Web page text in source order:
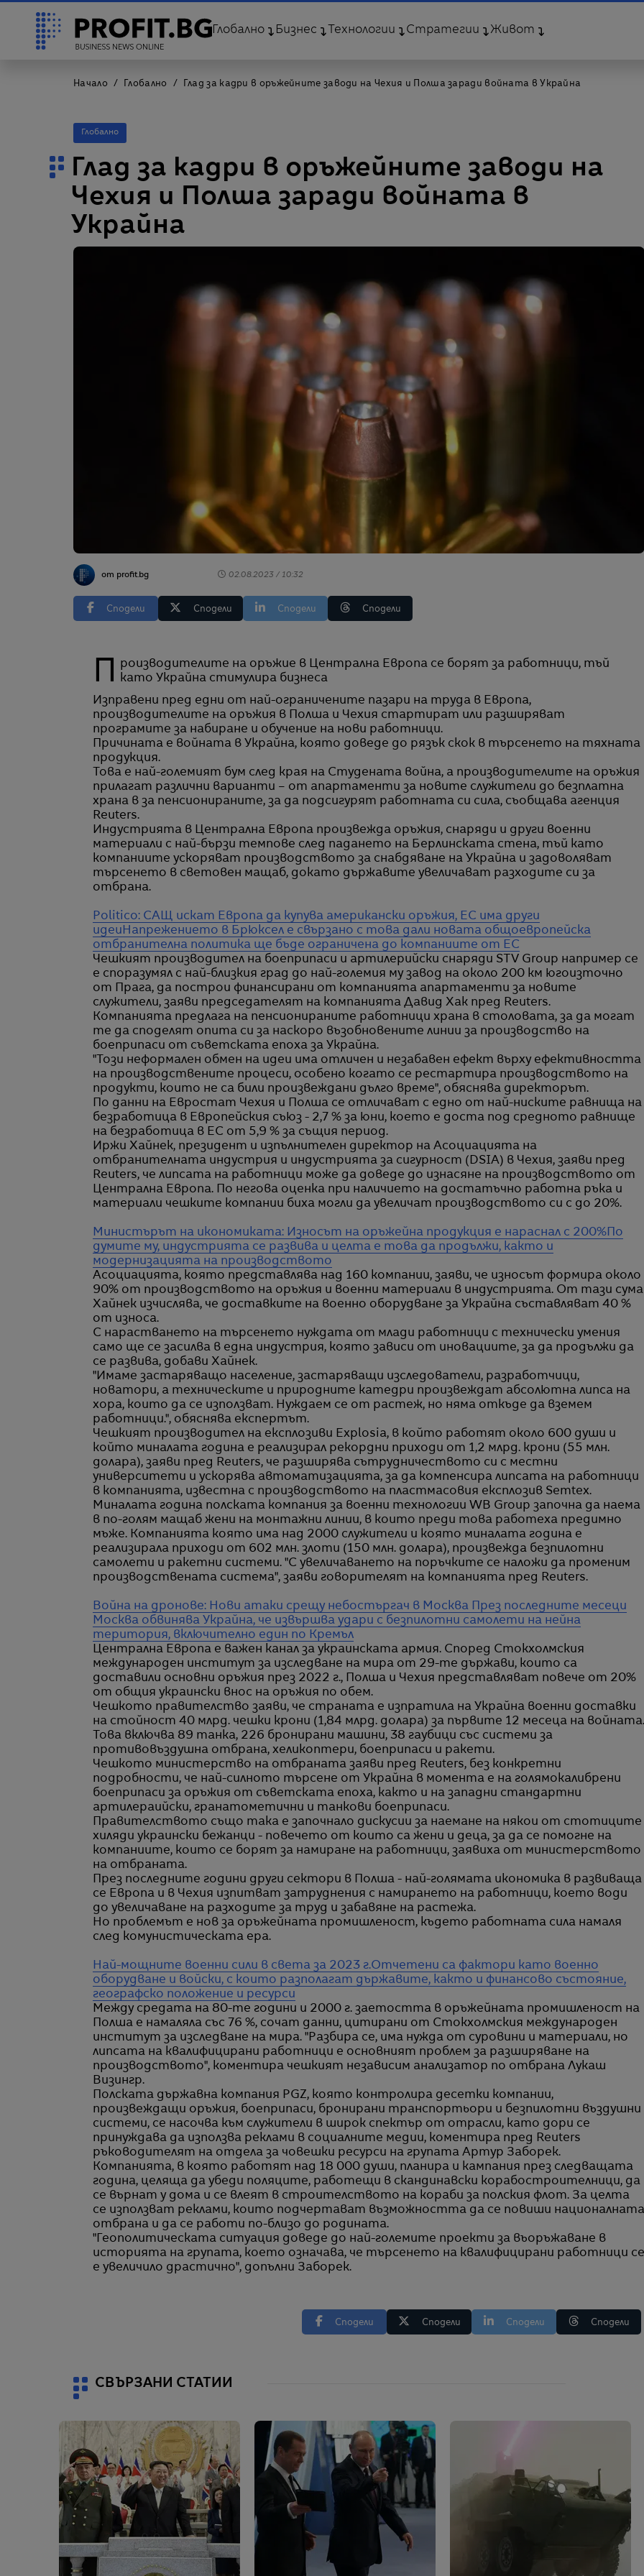
Глобално Бизнес Технологии Стратегии Живот
Начало Глобално Глад за кадри в оръжейните заводи на Чехия и Полша заради войната в Украйна
Глобално
Глад за кадри в оръжейните заводи на
Чехия и Полша заради войната в
Украйна
от profit.bg 02.08.2023 / 10:32
Сподели Сподели Сподели Сподели
Производителите на оръжие в Централна Европа се борят за работници, тъй
като Украйна стимулира бизнеса
Изправени пред едни от най-ограничените пазари на труда в Европа,
производителите на оръжия в Полша и Чехия стартират или разширяват
програмите за набиране и обучение на нови работници.
Причината е войната в Украйна, която доведе до рязък скок в търсенето на тяхната
продукция.
Това е най-големият бум след края на Студената война, а производителите на оръжия
прилагат различни варианти – от апартаменти за новите служители до безплатна
храна в за пенсионираните, за да подсигурят работната си сила, съобщава агенция
Reuters.
Индустрията в Централна Европа произвежда оръжия, снаряди и други военни
материали с най-бързи темпове след падането на Берлинската стена, тъй като
компаниите ускоряват производството за снабдяване на Украйна и задоволяват
търсенето в световен мащаб, докато държавите увеличават разходите си за
отбрана.
Politico: САЩ искат Европа да купува американски оръжия, ЕС има други
идеиНапрежението в Брюксел е свързано с това дали новата общоевропейска
отбранителна политика ще бъде ограничена до компаниите от ЕС
Чешкият производител на боеприпаси и артилерийски снаряди STV Group например се
е споразумял с най-близкия град до най-големия му завод на около 200 км югоизточно
от Прага, да построи финансирани от компанията апартаменти за новите
служители, заяви председателят на компанията Давид Хак пред Reuters.
Компанията предлага на пенсионираните работници храна в столовата, за да могат
те да споделят опита си за наскоро възобновените линии за производство на
боеприпаси от съветската епоха за Украйна.
"Този неформален обмен на идеи има отличен и незабавен ефект върху ефективността
на производствените процеси, особено когато се рестартира производството на
продукти, които не са били произвеждани дълго време", обяснява директорът.
По данни на Евростат Чехия и Полша се отличават с едно от най-ниските равнища на
безработица в Европейския съюз - 2,7 % за юни, което е доста под средното равнище
на безработица в ЕС от 5,9 % за същия период.
Иржи Хайнек, президент и изпълнителен директор на Асоциацията на
отбранителната индустрия и индустрията за сигурност (DSIA) в Чехия, заяви пред
Reuters, че липсата на работници може да доведе до изнасяне на производството от
Централна Европа. По негова оценка при наличието на достатъчно работна ръка и
материали чешките компании биха могли да увеличат производството си с до 20%.
Министърът на икономиката: Износът на оръжейна продукция е нараснал с 200%По
думите му, индустрията се развива и целта е това да продължи, както и
модернизацията на производството
Асоциацията, която представлява над 160 компании, заяви, че износът формира около
90% от производството на оръжия и военни материали в индустрията. От тази сума
Хайнек изчислява, че доставките на военно оборудване за Украйна съставляват 40 %
от износа.
С нарастването на търсенето нуждата от млади работници с технически умения
само ще се засилва в една индустрия, която зависи от иновациите, за да продължи да
се развива, добави Хайнек.
"Имаме застаряващо население, застаряващи изследователи, разработчици,
новатори, а техническите и природните катедри произвеждат абсолютна липса на
хора, които да се използват. Нуждаем се от растеж, но няма откъде да вземем
работници.", обяснява експертът.
Чешкият производител на експлозиви Explosia, в който работят около 600 души и
който миналата година е реализирал рекордни приходи от 1,2 млрд. крони (55 млн.
долара), заяви пред Reuters, че разширява сътрудничеството си с местни
университети и ускорява автоматизацията, за да компенсира липсата на работници
в компанията, известна с производството на пластмасовия експлозив Semtex.
Миналата година полската компания за военни технологии WB Group започна да наема
в по-голям мащаб жени на монтажни линии, в които преди това работеха предимно
мъже. Компанията която има над 2000 служители и която миналата година е
реализирала приходи от 602 млн. злоти (150 млн. долара), произвежда безпилотни
самолети и ракетни системи. "С увеличаването на поръчките се наложи да променим
производствената система", заяви говорителят на компанията пред Reuters.
Война на дронове: Нови атаки срещу небостъргач в Москва През последните месеци
Москва обвинява Украйна, че извършва удари с безпилотни самолети на нейна
територия, включително един по Кремъл
Централна Европа e важен канал за украинската армия. Според Стокхолмския
международен институт за изследване на мира от 29-те държави, които са
доставили основни оръжия през 2022 г., Полша и Чехия представляват повече от 20%
от общия украински внос на оръжия по обем.
Чешкото правителство заяви, че страната е изпратила на Украйна военни доставки
на стойност 40 млрд. чешки крони (1,84 млрд. долара) за първите 12 месеца на войната.
Това включва 89 танка, 226 бронирани машини, 38 гаубици със системи за
противовъздушна отбрана, хеликоптери, боеприпаси и ракети.
Чешкото министерство на отбраната заяви пред Reuters, без конкретни
подробности, че най-силното търсене от Украйна в момента е на голямокалибрени
боеприпаси за оръжия от съветската епоха, както и на западни стандартни
артилераийски, гранатометични и танкови боеприпаси.
Правителството също така е започнало дискусии за наемане на някои от стотиците
хиляди украински бежанци - повечето от които са жени и деца, за да се помогне на
компаниите, които се борят за намиране на работници, заявиха от министерството
на отбраната.
През последните години други сектори в Полша - най-голямата икономика в развиваща
се Европа и в Чехия изпитват затруднения с намирането на работници, което води
до увеличаване на разходите за труд и забавяне на растежа.
Но проблемът е нов за оръжейната промишленост, където работната сила намаля
след комунистическата ера.
Най-мощните военни сили в света за 2023 г.Отчетени са фактори като военно
оборудване и войски, с които разполагат държавите, както и финансово състояние,
географско положение и ресурси
Между средата на 80-те години и 2000 г. заетостта в оръжейната промишленост на
Полша е намаляла със 76 %, сочат данни, цитирани от Стокхолмския международен
институт за изследване на мира. "Разбира се, има нужда от суровини и материали, но
липсата на квалифицирани работници е основният проблем за разширяване на
производството", коментира чешкият независим анализатор по отбрана Лукаш
Визингр.
Полската държавна компания PGZ, която контролира десетки компании,
произвеждащи оръжия, боеприпаси, бронирани транспортьори и безпилотни въздушни
системи, се насочва към служители в широк спектър от отрасли, като дори се
принуждава да използва реклами в социалните медии, коментира пред Reuters
ръководителят на отдела за човешки ресурси на групата Артур Заборек.
Компанията, в която работят над 18 000 души, планира и кампания през следващата
година, целяща да убеди поляците, работещи в скандинавски корабостроителници, да
се върнат у дома и се влеят в строителството на кораби за полския флот. За целта
се използват реклами, които подчертават възможността да се повиши националната
отбрана и да се работи по-близо до родината.
"Геополитическата ситуация доведе до най-големите проекти за въоръжаване в
историята на групата, което означава, че търсенето на квалифицирани работници се
е увеличило драстично", допълни Заборек.
Сподели Сподели Сподели Сподели
СВЪРЗАНИ СТАТИИ